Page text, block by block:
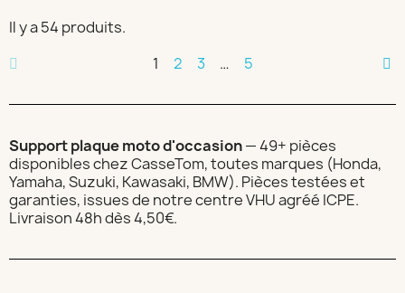
Il y a 54 produits.
1
2 3 … 5
Support plaque moto d'occasion— 49+ pièces
disponibles chez CasseTom, toutes marques (Honda,
Yamaha, Suzuki, Kawasaki, BMW). Pièces testées et
garanties, issues de notre centre VHU agréé ICPE.
Livraison 48h dès 4,50€.